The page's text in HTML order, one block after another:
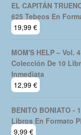
EL CAPITÁN
625 Tebeos En
19,99 €
MOM'S HELP – Vol.
Colección De 10
Inmediata
12,99 €
BENITO BONIATO -
Libros En Formato
9,99 €